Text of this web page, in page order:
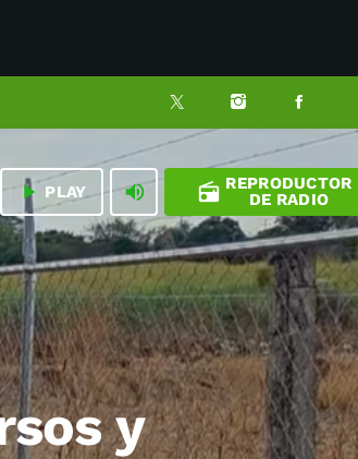
play_arrow PLAY volume_up radio REPRODUCTOR
DE RADIO
y